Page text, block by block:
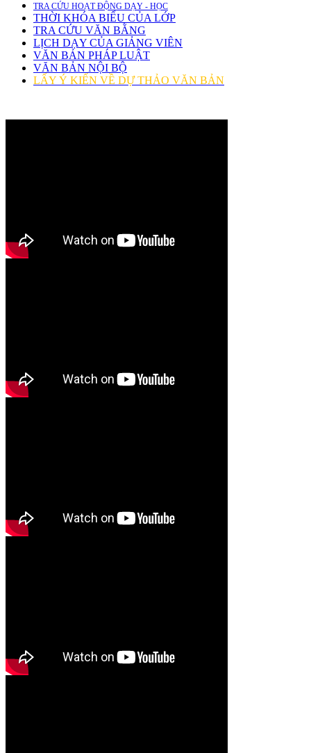
TRA CỨU HOẠT ĐỘNG DẠY - HỌC
THỜI KHÓA BIỂU CỦA LỚP
TRA CỨU VĂN BẰNG
LỊCH DẠY CỦA GIẢNG VIÊN
VĂN BẢN PHÁP LUẬT
VĂN BẢN NỘI BỘ
LẤY Ý KIẾN VỀ DỰ THẢO VĂN BẢN